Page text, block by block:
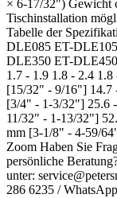
× 6-17/32") Gewicht
Tischinstallation
Tabelle der
DLE085 ET-
DLE350 ET-
1.7 - 1.9 1.8 - 2.4
[15/32" - 9/16"] 14.7
[3/4" - 1-3/32"] 25.6
11/32" - 1-13/32"]
mm [3-1/8" - 4-59/
Zoom Haben Sie
persönliche
unter:
286 6235 /